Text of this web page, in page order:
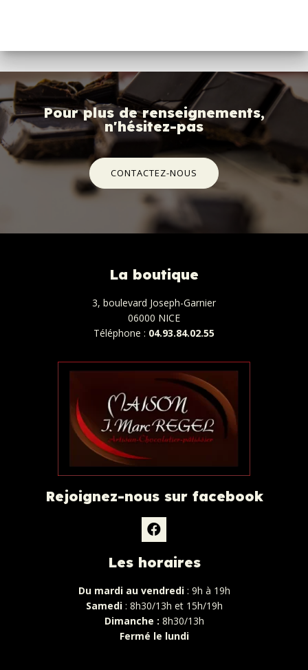
Pour plus de renseignements,
n'hésitez-pas
CONTACTEZ-NOUS
La boutique
3, boulevard Joseph-Garnier
06000 NICE
Téléphone : 04.93.84.02.55
Rejoignez-nous sur facebook
Les horaires
Du mardi au vendredi: 9h à 19h
Samedi: 8h30/13h et 15h/19h
Dimanche : 8h30/13h
Fermé le lundi